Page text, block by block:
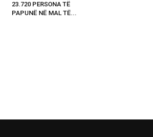
23.720 PERSONA TË
PAPUNË NË MAL TË...